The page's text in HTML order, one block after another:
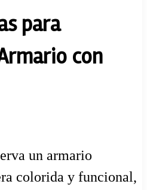
para
con
un armario
colorida y funcional,